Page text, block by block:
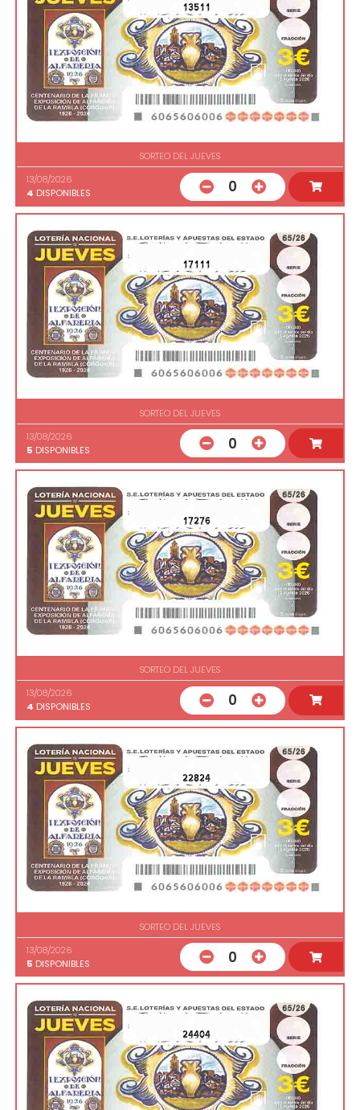
13511
SORTEO DEL JUEVES
13/08/2026
4 DISPONIBLES 0
17111
SORTEO DEL JUEVES
13/08/2026
5 DISPONIBLES 0
17276
SORTEO DEL JUEVES
13/08/2026
4 DISPONIBLES 0
22824
SORTEO DEL JUEVES
13/08/2026
5 DISPONIBLES 0
24404